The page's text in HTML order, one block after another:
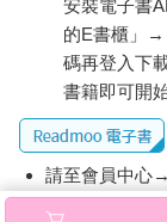
Bottoms），麗茲
（Tammy
及洛瑞．特拉漢
大學畢業女性不再
只有家庭沒有工
裡都能成功，但是
衝協調，也必須做
時間對每個人都是
安裝電子書
的E書櫃」→
碼再登入下
書籍即可開
請至會員中心
碼』至電子書